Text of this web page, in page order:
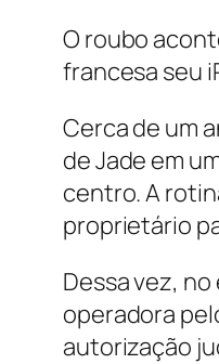
O roubo
francesa seu
Cerca de um
de Jade em
centro. A
proprietário
Dessa vez,
operadora
autorização